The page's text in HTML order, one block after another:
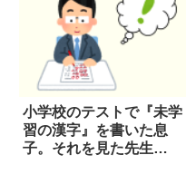
小学校のテストで『未学
習の漢字』を書いた息
子。それを見た先生